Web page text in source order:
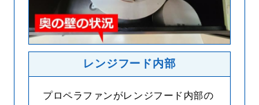
レンジフード内部
プロペラファンがレンジフード内部の